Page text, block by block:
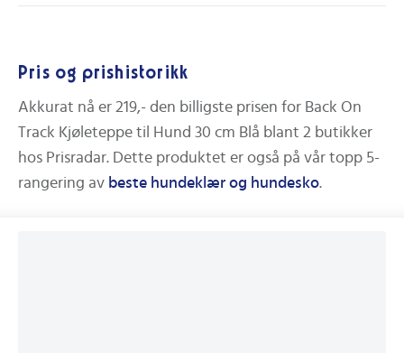
Pris og prishistorikk
Akkurat nå er 219,- den billigste prisen for Back On
Track Kjøleteppe til Hund 30 cm Blå blant 2 butikker
hos Prisradar. Dette produktet er også på vår topp 5-
rangering av beste hundeklær og hundesko.